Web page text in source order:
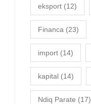
eksport (12)
Financa (23)
import (14)
kapital (14)
Ndiq Parate (17)